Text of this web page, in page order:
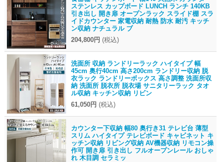
ステンレス カップボード LUNCH ランチ 140KB
引き出し 開き扉 オープンラック スライド棚 スラ
イドカウンター 家電収納 耐熱 防水 耐汚 キッチ
ン収納 ナチュラル ブ
204,800円 (税込)
洗面所 収納 ランドリーラック ハイタイプ 幅
45cm 奥行40cm 高さ200cm ランドリー収納 脱
衣ラック ランドリーボックス 高さ調整 洗面所収
納 洗面所 脱衣所 脱衣場 サニタリーラック タオ
ル収納 キッチン収納 リビン
61,050円 (税込)
カウンター下収納 幅80 奥行き31 テレビ台 薄型
スリム ハイタイプ テレビボード キャビネット キ
ッチン収納 リビング収納 AV機器収納 リモコン操
作可 開き扉 引き出し フルオープンレール おしゃ
れ 木目調 セラミッ